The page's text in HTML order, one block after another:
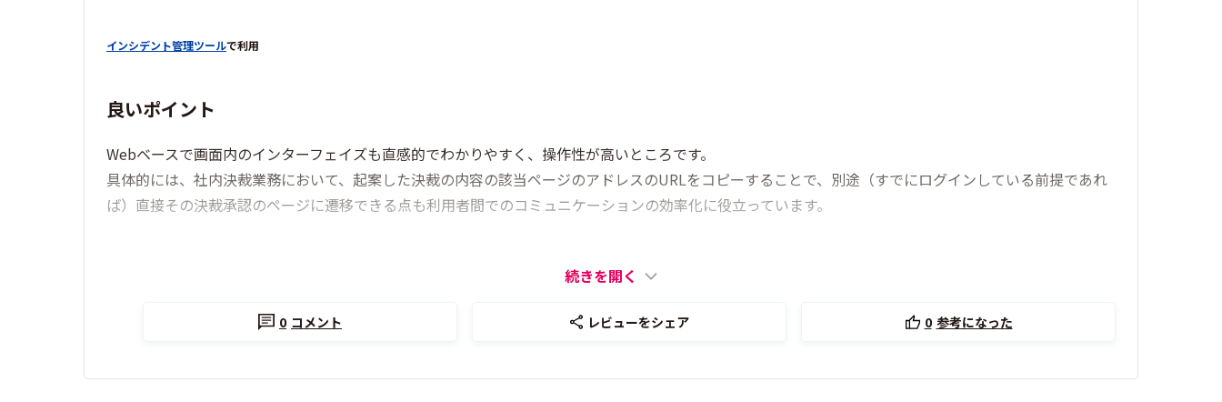
インシデント管理ツールで利用
良いポイント
Webベースで画面内のインターフェイズも直感的でわかりやすく、操作性が高いところです。
具体的には、社内決裁業務において、起案した決裁の内容の該当ページのアドレスのURLをコピーすることで、別途（すでにログインしている前提であれ
ば）直接その決裁承認のページに遷移できる点も利用者間でのコミュニケーションの効率化に役立っています。
続きを開く
0 コメント レビューをシェア 0 参考になった